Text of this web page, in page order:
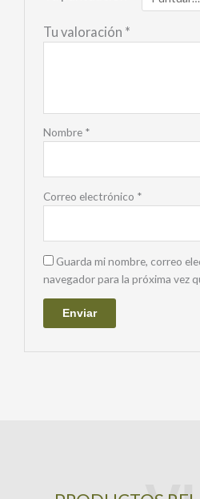
Tu valoración *
Nombre *
Correo electrónico *
Guarda mi nombre, correo
navegador para la próxima vez